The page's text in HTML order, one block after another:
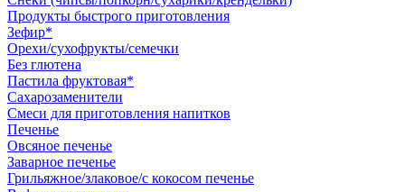
Продукты быстрого приготовления
Зефир*
Орехи/сухофрукты/семечки
Без глютена
Пастила фруктовая*
Сахарозаменители
Смеси для приготовления напитков
Печенье
Овсяное печенье
Заварное печенье
Грильяжное/злаковое/с кокосом печенье